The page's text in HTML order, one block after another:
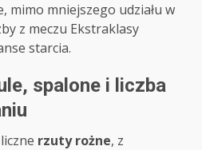
mimo mniejszego udziału w
z meczu Ekstraklasy
starcia.
spalone i liczba
rzuty rożne, z